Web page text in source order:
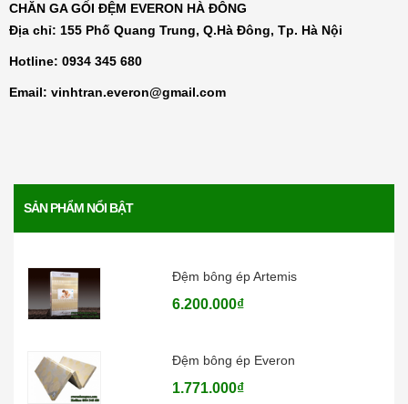
CHĂN GA GỐI ĐỆM EVERON HÀ ĐÔNG
Địa chỉ: 155 Phố Quang Trung, Q.Hà Đông, Tp. Hà Nội
Hotline: 0934 345 680
Email: vinhtran.everon@gmail.com
SẢN PHẨM NỔI BẬT
Đệm than hoạt tính Everon
4.136.000₫
Đệm lò xo Everon Pocket pops